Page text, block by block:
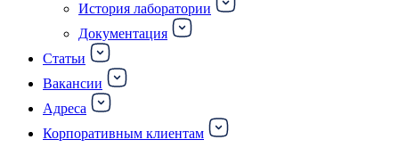
История лаборатории
Документация
Статьи
Вакансии
Адреса
Корпоративным клиентам